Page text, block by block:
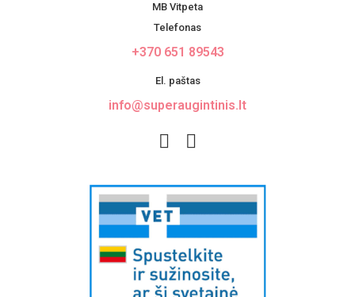
MB Vitpeta
Telefonas
+370 651 89543
El. paštas
info@superaugintinis.lt